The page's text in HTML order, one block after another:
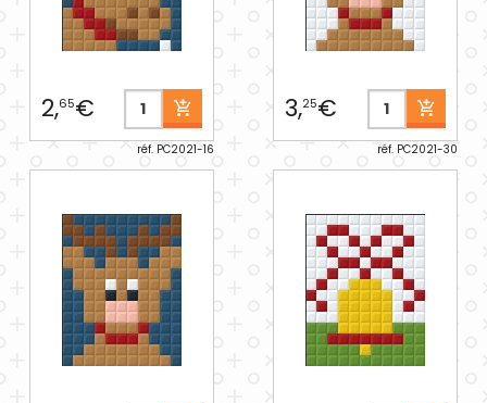
2,65€
réf. PC2021-16
3,25€
réf. PC2021-30